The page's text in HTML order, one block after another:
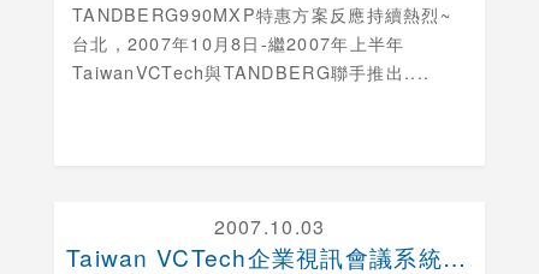
TANDBERG990MXP特惠方案反應持續熱烈~
台北，2007年10月8日-繼2007年上半年
TaiwanVCTech與TANDBERG聯手推出....
2007.10.03
Taiwan VCTech企業視訊會議系統健診，O....